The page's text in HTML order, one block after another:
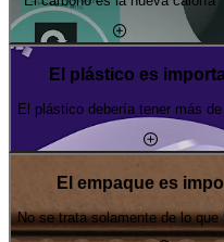
El plástico es
El plástico debería tener más
El empaque es
No se trata solamente de lo que